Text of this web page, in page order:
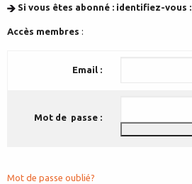
Si vous êtes abonné : identifiez-vous :
Accès membres :
Email :
Mot de passe :
Mot de passe oublié?